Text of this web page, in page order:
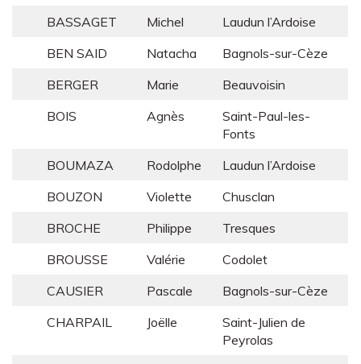
BASSAGET
Michel
Laudun l’Ardoise
BEN SAID
Natacha
Bagnols-sur-Cèze
BERGER
Marie
Beauvoisin
BOIS
Agnès
Saint-Paul-les-
Fonts
BOUMAZA
Rodolphe
Laudun l’Ardoise
BOUZON
Violette
Chusclan
BROCHE
Philippe
Tresques
BROUSSE
Valérie
Codolet
CAUSIER
Pascale
Bagnols-sur-Cèze
CHARPAIL
Joëlle
Saint-Julien de
Peyrolas